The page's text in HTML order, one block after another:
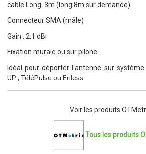
cable Long. 3m (long.8m sur demande)
Connecteur SMA (mâle)
Gain : 2,1 dBi
Fixation murale ou sur pilone
Idéal pour déporter l'antenne sur
UP , TéléPulse ou Enless
Voir les produits
Tous les produits